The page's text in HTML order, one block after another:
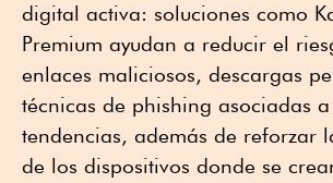
digital activa: soluciones como
Premium ayudan a reducir el
enlaces maliciosos, descargas
técnicas de phishing asociadas
tendencias, además de reforzar
de los dispositivos donde se